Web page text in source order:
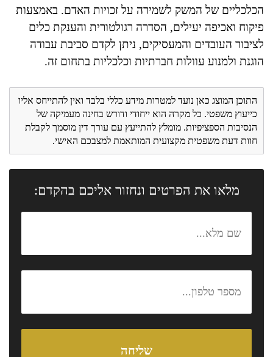
הכלכליים של המשק לשמירה על זכויות האדם. באמצעות
פיקוח ואכיפה יעילים, הסדרה רגולטורית והענקת כלים
לציבור העובדים והמעסיקים, ניתן לקדם סביבת עבודה
הוגנת ולמנוע עוולות חברתיות וכלכליות בתחום זה.
התוכן המוצג כאן נועד למטרות מידע כללי בלבד ואין להתייחס אליו
כייעוץ משפטי. כל מקרה הוא ייחודי ודורש בחינה מעמיקה של
הנסיבות הספציפיות. מומלץ להתייעץ עם עורך דין מוסמך לקבלת
חוות דעת משפטית מקצועית המותאמת למצבכם האישי.
מלאו את הפרטים ונחזור אליכם בהקדם: